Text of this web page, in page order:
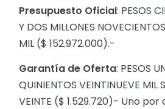
Presupuesto Oficial: PESOS
Y DOS MILLONES
MIL ($ 152.972.000).-
Garantía de Oferta: PESOS
QUINIENTOS VEINTINUEVE MIL
VEINTE ($ 1.529.720)- Uno por